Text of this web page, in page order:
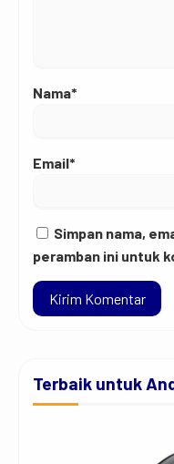
Nama*
Email*
Simpan nama,
peramban ini untuk
Terbaik untuk